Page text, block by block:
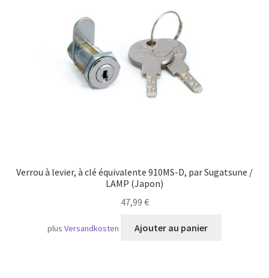
Verrou à levier, à clé équivalente 910MS-D, par Sugatsune /
LAMP (Japon)
47,99 €
plusVersandkosten Ajouter au panier